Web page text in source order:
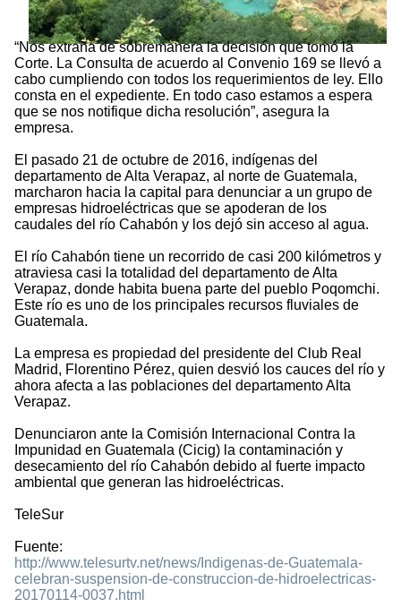
“Nos extraña de sobremanera la decisión que tomó la
Corte. La Consulta de acuerdo al Convenio 169 se llevó a
cabo cumpliendo con todos los requerimientos de ley. Ello
consta en el expediente. En todo caso estamos a espera
que se nos notifique dicha resolución”, asegura la
empresa.
El pasado 21 de octubre de 2016, indígenas del
departamento de Alta Verapaz, al norte de Guatemala,
marcharon hacia la capital para denunciar a un grupo de
empresas hidroeléctricas que se apoderan de los
caudales del río Cahabón y los dejó sin acceso al agua.
El río Cahabón tiene un recorrido de casi 200 kilómetros y
atraviesa casi la totalidad del departamento de Alta
Verapaz, donde habita buena parte del pueblo Poqomchi.
Este río es uno de los principales recursos fluviales de
Guatemala.
La empresa es propiedad del presidente del Club Real
Madrid, Florentino Pérez, quien desvió los cauces del río y
ahora afecta a las poblaciones del departamento Alta
Verapaz.
Denunciaron ante la Comisión Internacional Contra la
Impunidad en Guatemala (Cicig) la contaminación y
desecamiento del río Cahabón debido al fuerte impacto
ambiental que generan las hidroeléctricas.
TeleSur
Fuente:
http://www.telesurtv.net/news/Indigenas-de-Guatemala-
celebran-suspension-de-construccion-de-hidroelectricas-
20170114-0037.html